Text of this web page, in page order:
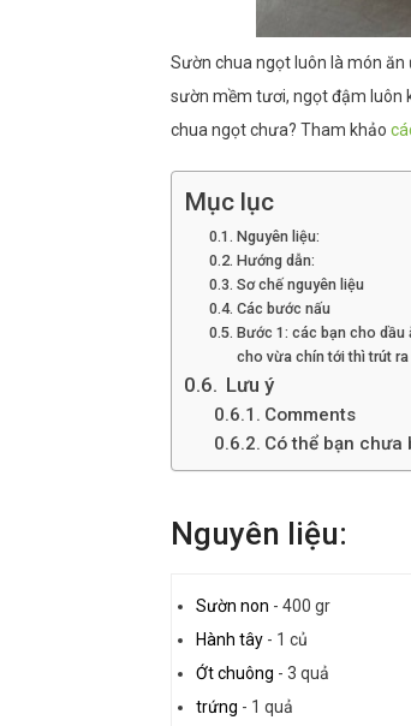
Sườn chua ngọt luôn là món ăn
sườn mềm tươi, ngọt đậm luôn
chua ngọt chưa? Tham khảo
Mục lục
Nguyên liệu:
Hướng dẫn:
Sơ chế nguyên liệu
Các bước nấu
Bước 1: các bạn cho dầu
cho vừa chín tới thì trút ra
Lưu ý
Comments
Có thể bạn chưa
Nguyên liệu:
Sườn non - 400 gr
Hành tây - 1 củ
Ớt chuông - 3 quả
trứng - 1 quả